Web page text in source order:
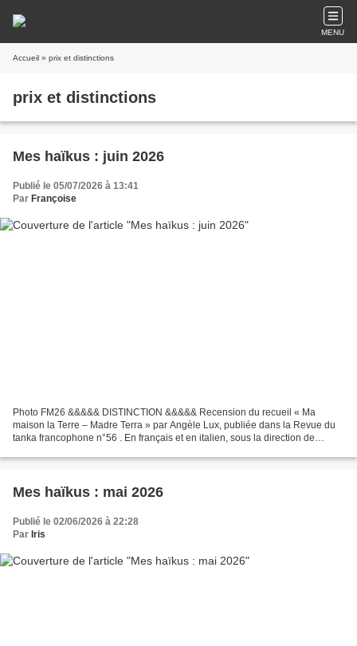
MENU
Accueil » prix et distinctions
prix et distinctions
Mes haïkus : juin 2026
Publié le 05/07/2026 à 13:41
Par Françoise
Photo FM26 &&&&& DISTINCTION &&&&& Recension du recueil « Ma
maison la Terre – Madre Terra » par Angèle Lux, publiée dans la Revue du
tanka francophone n°56 . En français et en italien, sous la direction de
Mes haïkus : mai 2026
Publié le 02/06/2026 à 22:28
Par Iris